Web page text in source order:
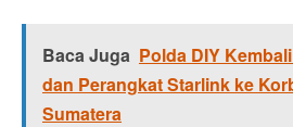
Baca Juga Polda DIY
dan Perangkat Starlink ke
Sumatera